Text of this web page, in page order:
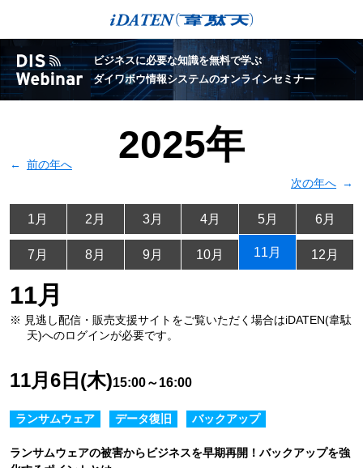
ビジネスに必要な知識を無料で学ぶ
ダイワボウ情報システムのオンラインセミナー
2025年
前の年へ
次の年へ
1月 2月 3月 4月 5月 6月
7月 8月 9月 10月 11月 12月
11月
※ 見逃し配信・販売支援サイトをご覧いただく場合はiDATEN(韋駄
天)へのログインが必要です。
11月6日(木)15:00～16:00
ランサムウェア データ復旧 バックアップ
ランサムウェアの被害からビジネスを早期再開！バックアップを強